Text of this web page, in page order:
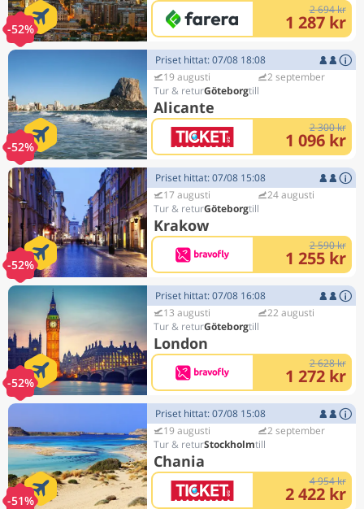
-52%
2 694 kr
1 287 kr
-52%
Priset hittat: 07/08 18:08
19 augusti
Göteborg
Alicante
2 september
2 300 kr
1 096 kr
-52%
Priset hittat: 07/08 15:08
17 augusti
Göteborg
Krakow
24 augusti
2 590 kr
1 255 kr
-52%
Priset hittat: 07/08 16:08
13 augusti
Göteborg
London
22 augusti
2 628 kr
1 272 kr
-51%
Priset hittat: 07/08 15:08
19 augusti
Stockholm
Chania
2 september
4 954 kr
2 422 kr